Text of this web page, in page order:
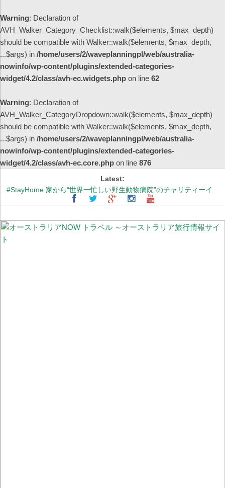
Warning: Declaration of
AVH_Walker_Category_Checklist::walk($elements, $max_depth)
should be compatible with Walker::walk($elements, $max_depth,
...$args) in /home/users/2/waveplanningpl/web/australia-
nowinfo/wp-content/plugins/extended-categories-
widget/4.2/class/avh-ec.widgets.php on line 62
Warning: Declaration of
AVH_Walker_CategoryDropdown::walk($elements, $max_depth)
should be compatible with Walker::walk($elements, $max_depth,
...$args) in /home/users/2/waveplanningpl/web/australia-
nowinfo/wp-content/plugins/extended-categories-
widget/4.2/class/avh-ec.core.php on line 876
Latest:
#StayHome 家から“世界一忙しい野生動物病院”のチャリティーイ
ベントに参加しよう！
シドニーの街中が幻想的な紫色に染まる季節 ～ジャカランダ物語